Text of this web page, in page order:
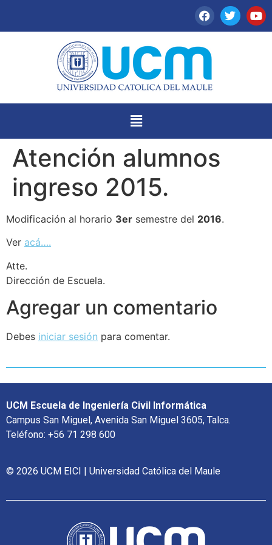
Atención alumnos
ingreso 2015.
Modificación al horario 3er semestre del 2016.
Ver acá….
Atte.
Dirección de Escuela.
Agregar un comentario
Debes iniciar sesión para comentar.
UCM Escuela de Ingeniería Civil Informática
Campus San Miguel, Avenida San Miguel 3605, Talca.
Teléfono: +56 71 298 600
© 2026 UCM EICI | Universidad Católica del Maule